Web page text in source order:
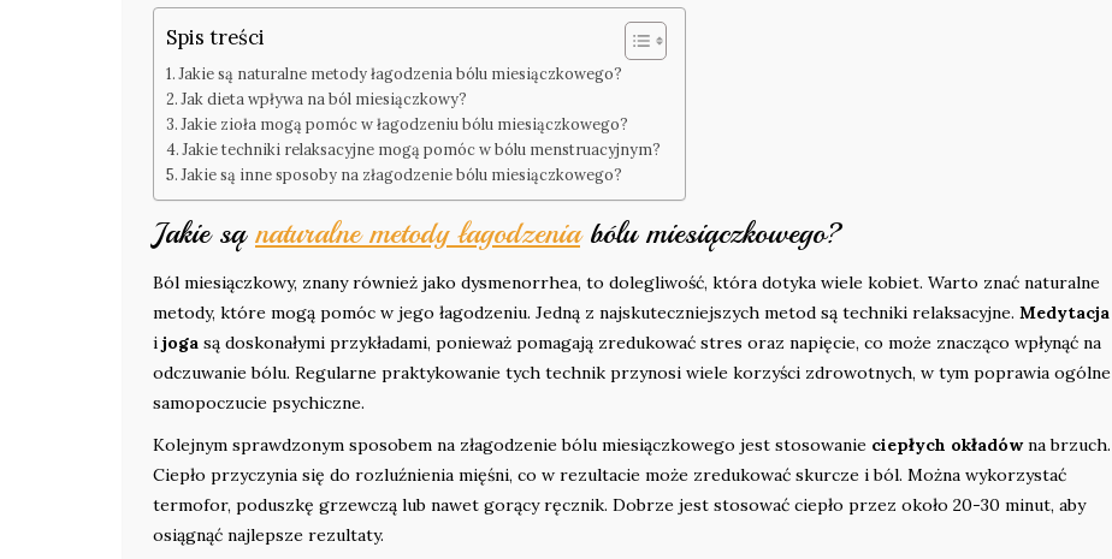
Spis treści
Jakie są naturalne metody łagodzenia bólu miesiączkowego?
Jak dieta wpływa na ból miesiączkowy?
Jakie zioła mogą pomóc w łagodzeniu bólu miesiączkowego?
Jakie techniki relaksacyjne mogą pomóc w bólu menstruacyjnym?
Jakie są inne sposoby na złagodzenie bólu miesiączkowego?
Jakie sąnaturalne metody łagodzeniabólu miesiączkowego?
Ból miesiączkowy, znany również jako dysmenorrhea, to dolegliwość, która dotyka wiele kobiet. Warto znać naturalne
metody, które mogą pomóc w jego łagodzeniu. Jedną z najskuteczniejszych metod są techniki relaksacyjne. Medytacja
i joga są doskonałymi przykładami, ponieważ pomagają zredukować stres oraz napięcie, co może znacząco wpłynąć na
odczuwanie bólu. Regularne praktykowanie tych technik przynosi wiele korzyści zdrowotnych, w tym poprawia ogólne
samopoczucie psychiczne.
Kolejnym sprawdzonym sposobem na złagodzenie bólu miesiączkowego jest stosowanie ciepłych okładówna brzuch.
Ciepło przyczynia się do rozluźnienia mięśni, co w rezultacie może zredukować skurcze i ból. Można wykorzystać
termofor, poduszkę grzewczą lub nawet gorący ręcznik. Dobrze jest stosować ciepło przez około 20-30 minut, aby
osiągnąć najlepsze rezultaty.